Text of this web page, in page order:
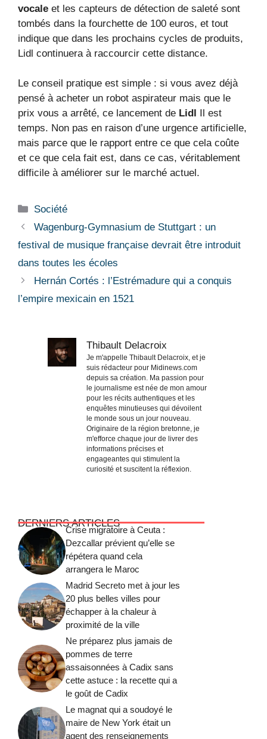
vocale et les capteurs de détection de saleté sont
tombés dans la fourchette de 100 euros, et tout
indique que dans les prochains cycles de produits,
Lidl continuera à raccourcir cette distance.
Le conseil pratique est simple : si vous avez déjà
pensé à acheter un robot aspirateur mais que le
prix vous a arrêté, ce lancement de Lidl
Il est
temps. Non pas en raison d’une urgence artificielle,
mais parce que le rapport entre ce que cela coûte
et ce que cela fait est, dans ce cas, véritablement
difficile à améliorer sur le marché actuel.
Catégories
Société
Wagenburg-Gymnasium de Stuttgart : un
festival de musique française devrait être introduit
dans toutes les écoles
Hernán Cortés : l’Estrémadure qui a conquis
l’empire mexicain en 1521
Thibault Delacroix
Je m'appelle Thibault Delacroix, et je
suis rédacteur pour Midinews.com
depuis sa création. Ma passion pour
le journalisme est née de mon amour
pour les récits authentiques et les
enquêtes minutieuses qui dévoilent
le monde sous un jour nouveau.
Originaire de la région bretonne, je
m'efforce chaque jour de livrer des
informations précises et
engageantes qui stimulent la
curiosité et suscitent la réflexion.
DERNIERS ARTICLES
Crise migratoire à Ceuta :
Dezcallar prévient qu’elle se
répétera quand cela
arrangera le Maroc
Madrid Secreto met à jour les
20 plus belles villes pour
échapper à la chaleur à
proximité de la ville
Ne préparez plus jamais de
pommes de terre
assaisonnées à Cadix sans
cette astuce : la recette qui a
le goût de Cadix
Le magnat qui a soudoyé le
maire de New York était un
agent des renseignements